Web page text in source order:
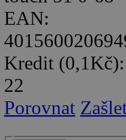
EAN:
Kredit (0,1Kč):
22
Porovnat